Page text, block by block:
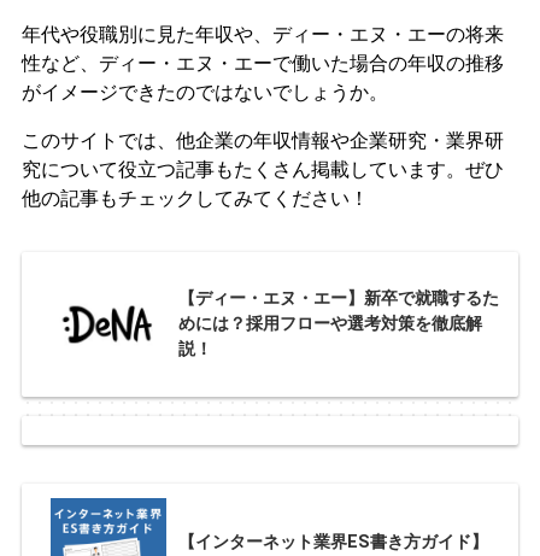
年代や役職別に見た年収や、ディー・エヌ・エーの将来
性など、ディー・エヌ・エーで働いた場合の年収の推移
がイメージできたのではないでしょうか。
このサイトでは、他企業の年収情報や企業研究・業界研
究について役立つ記事もたくさん掲載しています。ぜひ
他の記事もチェックしてみてください！
【ディー・エヌ・エー】新卒で就職するた
めには？採用フローや選考対策を徹底解
説！
【インターネット業界ES書き方ガイド】